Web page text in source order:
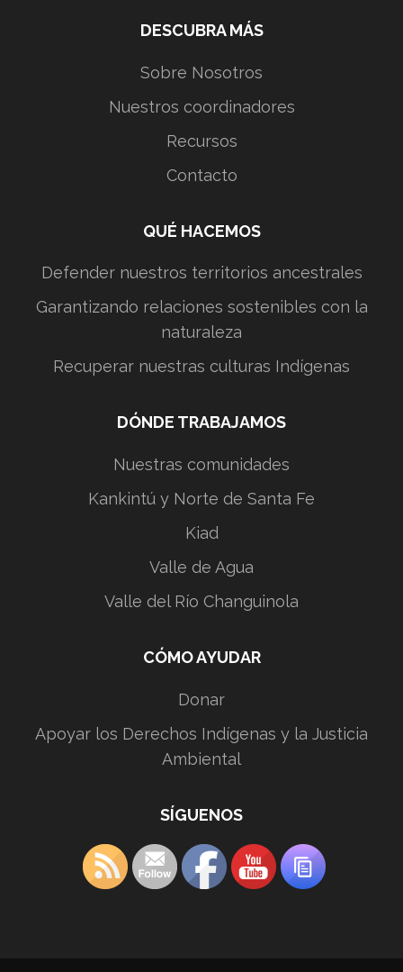
DESCUBRA MÁS
Sobre Nosotros
Nuestros coordinadores
Recursos
Contacto
QUÉ HACEMOS
Defender nuestros territorios ancestrales
Garantizando relaciones sostenibles con la
naturaleza
Recuperar nuestras culturas Indígenas
DÓNDE TRABAJAMOS
Nuestras comunidades
Kankintú y Norte de Santa Fe
Kiad
Valle de Agua
Valle del Río Changuinola
CÓMO AYUDAR
Donar
Apoyar los Derechos Indígenas y la Justicia
Ambiental
SÍGUENOS